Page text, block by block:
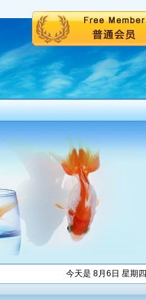
今天是 8月6日 星期四